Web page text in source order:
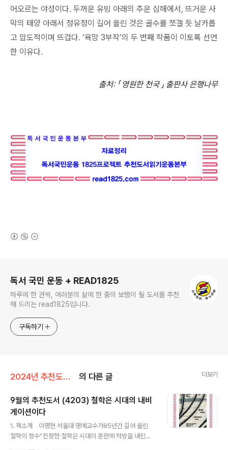
어오르는 야성이다. 두꺼운 유빙 아래의 추운 심해에서, 뜨거운 사
막의 태양 아래서 정유정이 길어 올린 것은 골수를 쪼갤 듯 날카롭
고 압도적이며 뜨겁다. ‘욕망 3부작’의 두 번째 작품이 이토록 선연
한 이유다.
출처: 「영원한 천국 」 출판사 은행나무
독서 국민 운동 + READ1825
하루에 한 권씩, 여러분의 삶에 한 줌의 보탬이 될 도서를 추천
해 드리는 read1825입니다.
구독하기
2024년 추천도서(24.3~25.2)/2024-09 의 다른 글 더보기
9월의 추천도서 (4203) 철학은 시대의 내비
게이션이다
1. 책소개 이명현 서울대 명예교수가85년간 길어 올린
철학의 정수“진정한 철학은 시대의 혼란에 처방을 내린